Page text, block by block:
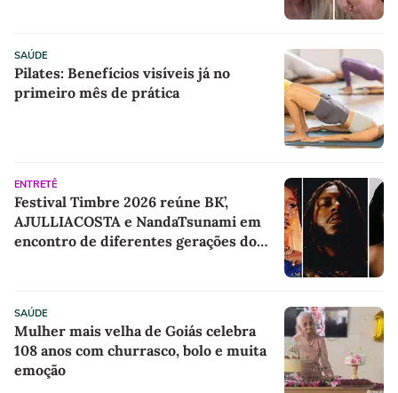
SAÚDE
Pilates: Benefícios visíveis já no
primeiro mês de prática
ENTRETÊ
Festival Timbre 2026 reúne BK’,
AJULLIACOSTA e NandaTsunami em
encontro de diferentes gerações do
SAÚDE
Mulher mais velha de Goiás celebra
108 anos com churrasco, bolo e muita
emoção